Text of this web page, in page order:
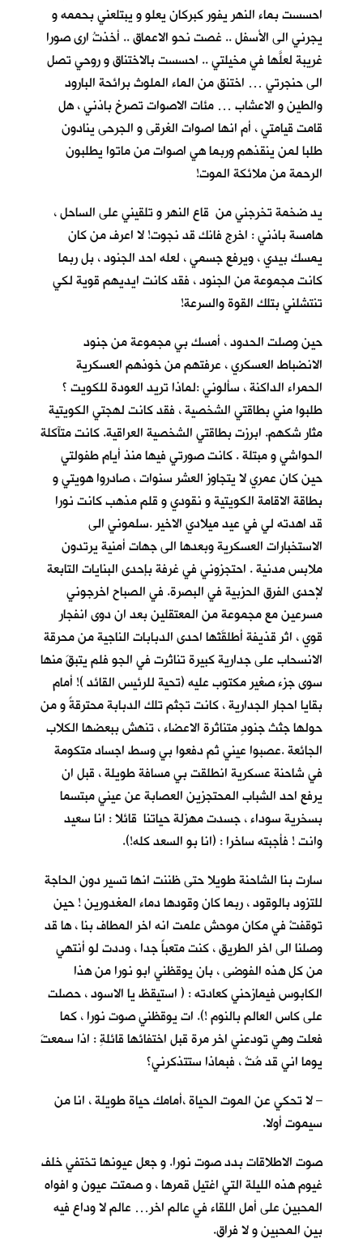
احسست بماء النهر يفور كبركان يعلو و يبتلعني بحممه و
يجرني الى الأسفل .. غصت نحو الاعماق .. أخذتُ ارى صورا
غريبة لعلَّها في مخيلتي .. احسست بالاختناق و روحي تصل
الى حنجرتي … اختنق من الماء الملوث برائحة البارود
والطين و الاعشاب … مئات الاصوات تصرخ باذني ، هل
قامت قيامتي ، أم انها اصوات الغرقى و الجرحى ينادون
طلبا لمن ينقذهم وربما هي اصوات من ماتوا يطلبون
الرحمة من ملائكة الموت!
يد ضخمة تخرجني من قاع النهر و تلقيني على الساحل ،
هامسة باذني : اخرج فانك قد نجوت! لا اعرف من كان
يمسك بيدي ، ويرفع جسمي ، لعله احد الجنود ، بل ربما
كانت مجموعة من الجنود ، فقد كانت ايديهم قوية لكي
تنتشلني بتلك القوة والسرعة!
حين وصلت الحدود ، أمسك بي مجموعة من جنود
الانضباط العسكري ، عرفتهم من خوذهم العسكرية
الحمراء الداكنة ، سألوني :لماذا تريد العودة للكويت ؟
طلبوا مني بطاقتي الشخصية ، فقد كانت لهجتي الكويتية
مثار شكهم. ابرزت بطاقتي الشخصية العراقية. كانت متآكلة
الحواشي و مبتلة . كانت صورتي فيها منذ أيام طفولتي
حين كان عمري لا يتجاوز العشر سنوات ، صادروا هويتي و
بطاقة الاقامة الكويتية و نقودي و قلم مذهب كانت نورا
قد اهدته لي في عيد ميلادي الاخير .سلموني الى
الاستخبارات العسكرية وبعدها الى جهات أمنية يرتدون
ملابس مدنية . احتجزوني في غرفة بإحدى البنايات التابعة
لإحدى الفرق الحزبية في البصرة. في الصباح اخرجوني
مسرعين مع مجموعة من المعتقلين بعد ان دوى انفجار
قوي ، اثر قذيفة أطلقَتْها احدى الدبابات الناجية من محرقة
الانسحاب على جدارية كبيرة تناثرت في الجو فلم يتبقَ منها
سوى جزء صغير مكتوب عليه (تحية للرئيس القائد )! أمام
بقايا احجار الجدارية ، كانت تجثم تلك الدبابة محترقةً و من
حولها جثث جنودٍ متناثرة الاعضاء ، تنهش ببعضها الكلاب
الجائعة .عصبوا عيني ثم دفعوا بي وسط اجساد متكومة
في شاحنة عسكرية انطلقت بي مسافة طويلة ، قبل ان
يرفع احد الشباب المحتجزين العصابة عن عيني مبتسما
بسخرية سوداء ، جسدت مهزلة حياتنا قائلا : انا سعيد
وانت ! فأجبته ساخرا : (انا بو السعد كله!).
سارت بنا الشاحنة طويلا حتى ظننت انها تسير دون الحاجة
للتزود بالوقود ، ربما كان وقودها دماء المغدورين ! حين
توقفتْ في مكان موحش علمت انه اخر المطاف بنا ، ها قد
وصلنا الى اخر الطريق ، كنت متعباً جدا ، وددت لو أنتهي
من كل هذه الفوضى ، بان يوقظني ابو نورا من هذا
الكابوس فيمازحني كعادته : ( استيقظ يا الاسود ، حصلت
على كاس العالم بالنوم !). ات يوقظني صوت نورا ، كما
فعلت وهي تودعني اخر مرة قبل اختفائها قائلةِ : اذا سمعتَ
يوما اني قد مُتٌ ، فبماذا ستتذكرني؟
– لا تحكي عن الموت الحياة ،أمامك حياة طويلة ، انا من
سيموت أولا.
صوت الاطلاقات بدد صوت نورا. و جعل عيونها تختفي خلف
غيوم هذه الليلة التي اغتيل قمرها ، و صمتت عيون و افواه
المحبين على أمل اللقاء في عالم اخر… عالم لا وداع فيه
بين المحبين و لا فراق.